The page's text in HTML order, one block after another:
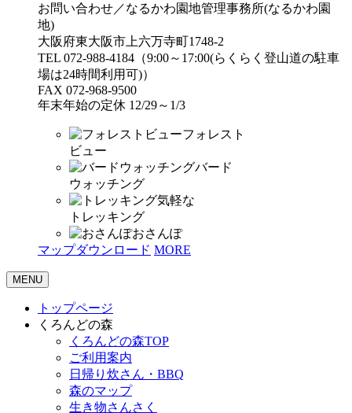
お問い合わせ／なるかわ園地管理事務所(なるかわ園
地)
大阪府東大阪市上六万寺町1748-2
TEL 072-988-4184（9:00～17:00(らくらく登山道の駐車
場は24時間利用可)）
FAX 072-968-9500
年末年始の定休 12/29～1/3
フォレスト
ビュー
バード
ウォッチング
気軽な
トレッキング
おさんぽ
マップダウンロード MORE
MENU
トップページ
くろんどの森
くろんどの森TOP
ご利用案内
日帰り炊さん・BBQ
森のマップ
生き物さんさく